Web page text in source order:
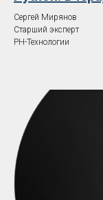
Сергей Мирянов
Старший эксперт
РН-Технологии